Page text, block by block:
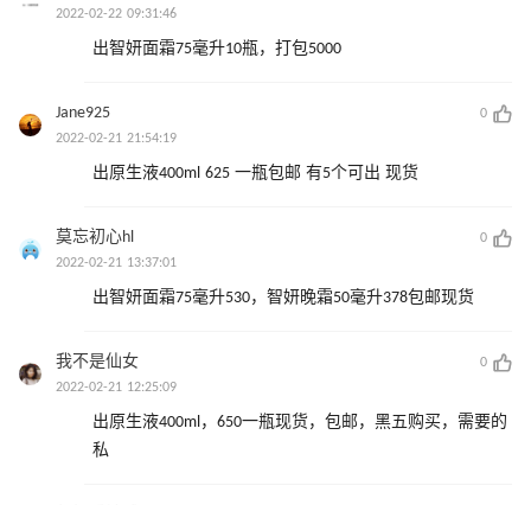
2022-02-22 09:31:46
出智妍面霜75毫升10瓶，打包5000
Jane925
0
2022-02-21 21:54:19
出原生液400ml 625 一瓶包邮 有5个可出 现货
莫忘初心hl
0
2022-02-21 13:37:01
出智妍面霜75毫升530，智妍晚霜50毫升378包邮现货
我不是仙女
0
2022-02-21 12:25:09
出原生液400ml，650一瓶现货，包邮，黑五购买，需要的
私